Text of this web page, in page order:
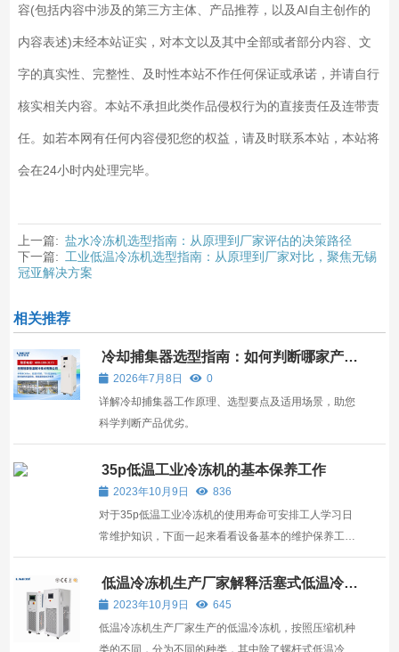
容(包括内容中涉及的第三方主体、产品推荐，以及AI自主创作的
内容表述)未经本站证实，对本文以及其中全部或者部分内容、文
字的真实性、完整性、及时性本站不作任何保证或承诺，并请自行
核实相关内容。本站不承担此类作品侵权行为的直接责任及连带责
任。如若本网有任何内容侵犯您的权益，请及时联系本站，本站将
会在24小时内处理完毕。
上一篇: 盐水冷冻机选型指南：从原理到厂家评估的决策路径
下一篇: 工业低温冷冻机选型指南：从原理到厂家对比，聚焦无锡
冠亚解决方案
相关推荐
冷却捕集器选型指南：如何判断哪家产品
更可靠？
2026年7月8日
0
详解冷却捕集器工作原理、选型要点及适用场景，助您
科学判断产品优劣。
35p低温工业冷冻机的基本保养工作
2023年10月9日
836
对于35p低温工业冷冻机的使用寿命可安排工人学习日
常维护知识，下面一起来看看设备基本的维护保养工
作。 1、初期运转35p低温工业冷冻机要经常观察压缩
机的油面、回油情况及油的清洁度，发现油脏或油面下
降要及时更换或添加，以免造成润滑不良而影响冷水机
运行。 ...
低温冷冻机生产厂家解释活塞式低温冷冻
机相关说明
2023年10月9日
645
低温冷冻机生产厂家生产的低温冷冻机，按照压缩机种